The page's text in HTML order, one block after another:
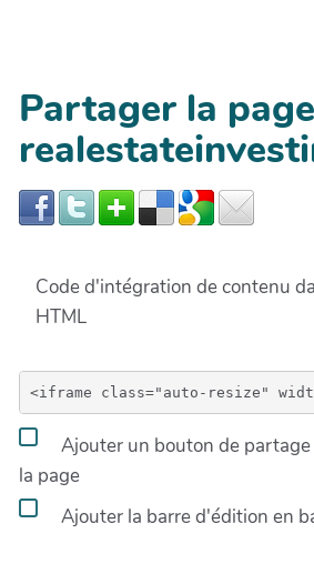
Partager la page
Code d'intégration de contenu
HTML
Ajouter un bouton de
la page
Ajouter la barre d'édition en